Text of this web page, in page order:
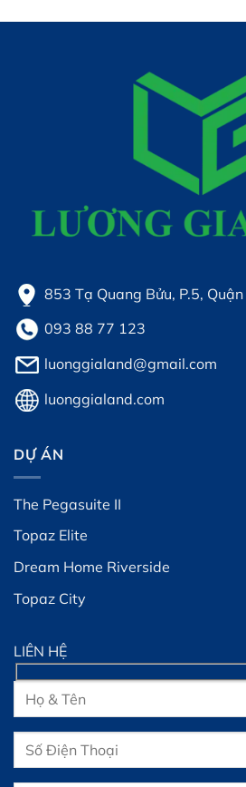
853 Tạ Quang Bửu, P.5, Quận
093 88 77 123
luonggialand@gmail.com
luonggialand.com
DỰ ÁN
The Pegasuite II
Topaz Elite
Dream Home Riverside
Topaz City
LIÊN HỆ